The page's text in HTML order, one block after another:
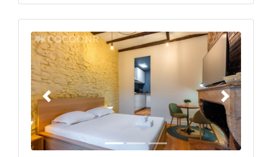
Précédent Suivant